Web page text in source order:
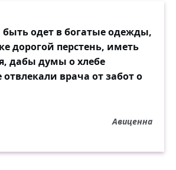
одет в богатые одежды,
дорогой перстень, иметь
дабы думы о хлебе
врача от забот о
Авиценна